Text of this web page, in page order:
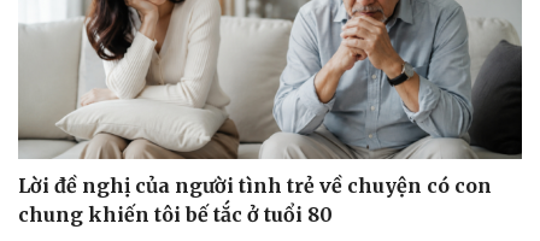
Lời đề nghị của người tình trẻ về chuyện có con
chung khiến tôi bế tắc ở tuổi 80